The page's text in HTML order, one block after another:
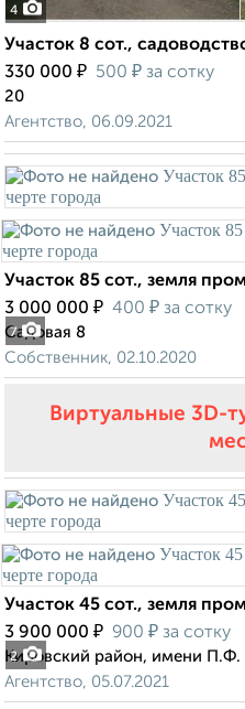
4
Участок 8 сот.,
330 000 ₽ 500 ₽ за сотку
20
Агентство, 06.09.2021
7
Участок 85 сот., земля
3 000 000 ₽ 400 ₽ за сотку
Садовая 8
Собственник, 02.10.2020
Виртуальные 3D-
2
Участок 45 сот., земля
3 900 000 ₽ 900 ₽ за сотку
Кировский район, имени П.Ф.
Агентство, 05.07.2021